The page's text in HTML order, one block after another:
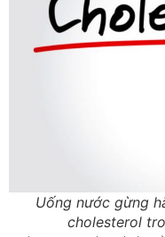
Uống nước gừng
cholesterol